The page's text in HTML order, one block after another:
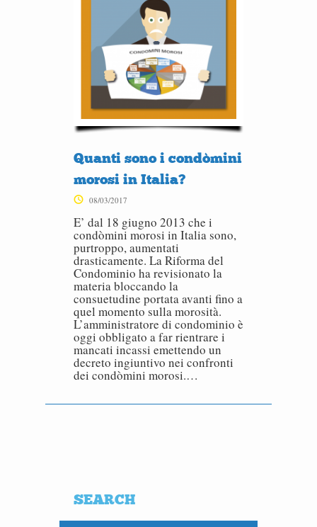
Quanti sono i condòmini
morosi in Italia?
08/03/2017
E’ dal 18 giugno 2013 che i
condòmini morosi in Italia sono,
purtroppo, aumentati
drasticamente. La Riforma del
Condominio ha revisionato la
materia bloccando la
consuetudine portata avanti fino a
quel momento sulla morosità.
L’amministratore di condominio è
oggi obbligato a far rientrare i
mancati incassi emettendo un
decreto ingiuntivo nei confronti
dei condòmini morosi.…
SEARCH